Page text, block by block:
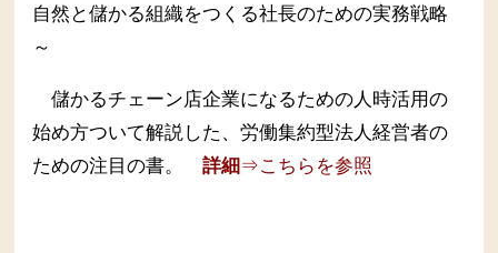
自然と儲かる組織をつくる社長のための実務戦略
～
儲かるチェーン店企業になるための人時活用の
始め方ついて解説した、労働集約型法人経営者の
ための注目の書。
詳細⇒こちらを参照